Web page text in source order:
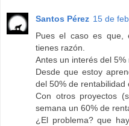
Santos Pérez 15 de
Pues el caso es que,
tienes razón.
Antes un interés del 5%
Desde que estoy
del 50% de rentabilidad
Con otros proyectos
semana un 60% de
¿El problema? que